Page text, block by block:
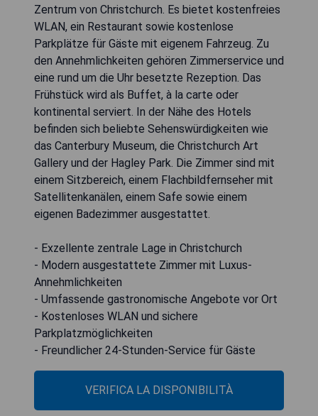
Zentrum von Christchurch. Es bietet kostenfreies
WLAN, ein Restaurant sowie kostenlose
Parkplätze für Gäste mit eigenem Fahrzeug. Zu
den Annehmlichkeiten gehören Zimmerservice und
eine rund um die Uhr besetzte Rezeption. Das
Frühstück wird als Buffet, à la carte oder
kontinental serviert. In der Nähe des Hotels
befinden sich beliebte Sehenswürdigkeiten wie
das Canterbury Museum, die Christchurch Art
Gallery und der Hagley Park. Die Zimmer sind mit
einem Sitzbereich, einem Flachbildfernseher mit
Satellitenkanälen, einem Safe sowie einem
eigenen Badezimmer ausgestattet.
- Exzellente zentrale Lage in Christchurch
- Modern ausgestattete Zimmer mit Luxus-
Annehmlichkeiten
- Umfassende gastronomische Angebote vor Ort
- Kostenloses WLAN und sichere
Parkplatzmöglichkeiten
- Freundlicher 24-Stunden-Service für Gäste
VERIFICA LA DISPONIBILITÀ